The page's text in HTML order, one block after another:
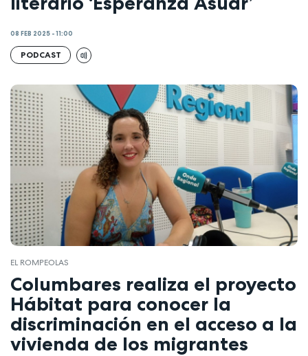
08 FEB 2025 - 11:00
PODCAST
EL ROMPEOLAS
Columbares realiza el proyecto
Hábitat para conocer la
discriminación en el acceso a la
vivienda de los migrantes